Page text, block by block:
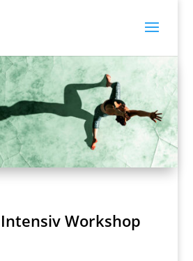
Workshop